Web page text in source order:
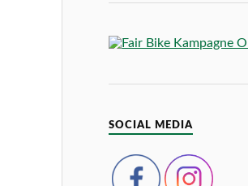
SOCIAL MEDIA